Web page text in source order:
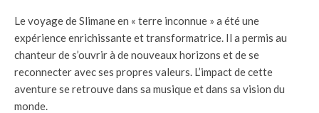
Le voyage de Slimane en « terre inconnue » a été une
expérience enrichissante et transformatrice. Il a permis au
chanteur de s’ouvrir à de nouveaux horizons et de se
reconnecter avec ses propres valeurs. L’impact de cette
aventure se retrouve dans sa musique et dans sa vision du
monde.